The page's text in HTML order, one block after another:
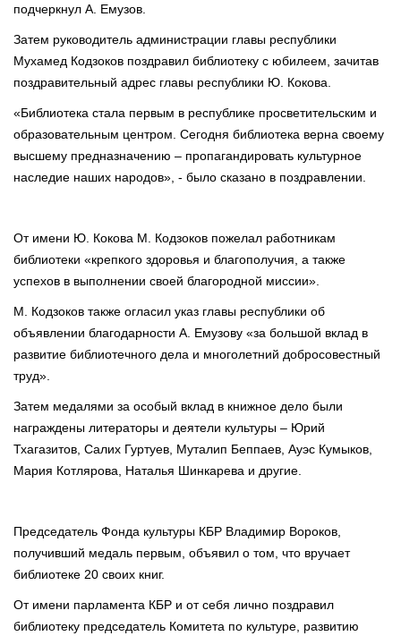
подчеркнул А. Емузов.
Затем руководитель администрации главы республики
Мухамед Кодзоков поздравил библиотеку с юбилеем, зачитав
поздравительный адрес главы республики Ю. Кокова.
«Библиотека стала первым в республике просветительским и
образовательным центром. Сегодня библиотека верна своему
высшему предназначению – пропагандировать культурное
наследие наших народов», - было сказано в поздравлении.
От имени Ю. Кокова М. Кодзоков пожелал работникам
библиотеки «крепкого здоровья и благополучия, а также
успехов в выполнении своей благородной миссии».
М. Кодзоков также огласил указ главы республики об
объявлении благодарности А. Емузову «за большой вклад в
развитие библиотечного дела и многолетний добросовестный
труд».
Затем медалями за особый вклад в книжное дело были
награждены литераторы и деятели культуры – Юрий
Тхагазитов, Салих Гуртуев, Муталип Беппаев, Ауэс Кумыков,
Мария Котлярова, Наталья Шинкарева и другие.
Председатель Фонда культуры КБР Владимир Вороков,
получивший медаль первым, объявил о том, что вручает
библиотеке 20 своих книг.
От имени парламента КБР и от себя лично поздравил
библиотеку председатель Комитета по культуре, развитию